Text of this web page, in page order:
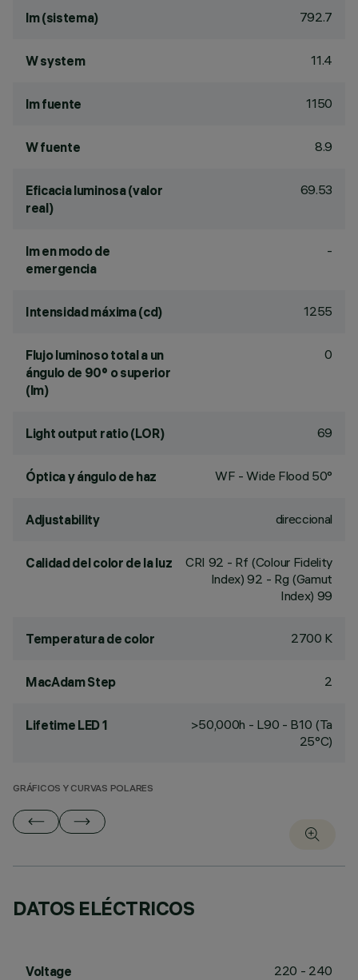
lm (sistema) 792.7
W system 11.4
lm fuente 1150
W fuente 8.9
Eficacia luminosa (valor
real)
69.53
lm en modo de
emergencia
-
Intensidad máxima (cd) 1255
Flujo luminoso total a un
ángulo de 90° o superior
(lm)
0
Light output ratio (LOR) 69
Óptica y ángulo de haz WF - Wide Flood 50°
Adjustability direccional
Calidad del color de la luz CRI 92 - Rf (Colour Fidelity
Index) 92 - Rg (Gamut
Index) 99
Temperatura de color 2700 K
MacAdam Step 2
Lifetime LED 1
>50,000h - L90 - B10 (Ta
25°C)
GRÁFICOS Y CURVAS POLARES
DATOS ELÉCTRICOS
Voltage 220 - 240